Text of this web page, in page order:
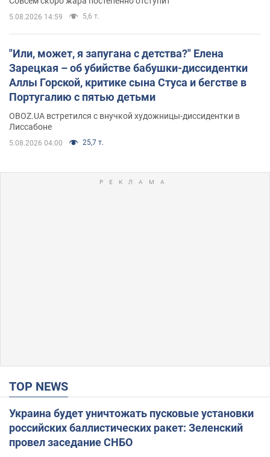
5.08.2026 14:59 5,6 т.
"Или, может, я запугана с детства?" Елена
Зарецкая – об убийстве бабушки-диссидентки
Аллы Горской, критике сына Стуса и бегстве в
Португалию с пятью детьми
OBOZ.UA встретился с внучкой художницы-диссидентки в
Лиссабоне
5.08.2026 04:00 25,7 т.
TOP NEWS
Украина будет уничтожать пусковые установки
российских баллистических ракет: Зеленский
провел заседание СНБО